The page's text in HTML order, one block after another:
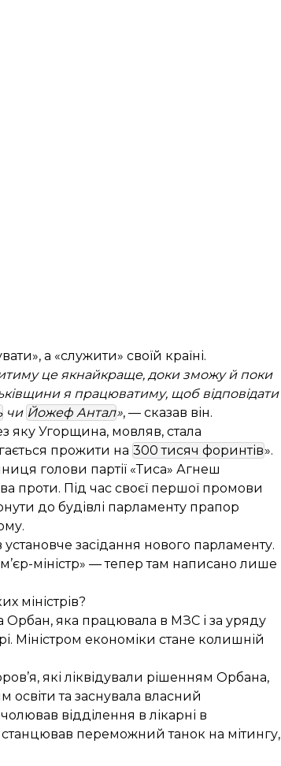
а «служити» своїй країні.
це якнайкраще, доки зможу й поки
я працюватиму, щоб відповідати
чи Йожеф Антал», — сказав він.
яку Угорщина, мовляв, стала
прожити на 300 тисяч форинтів».
голови партії «Тиса» Агнеш
проти. Під час своєї першої промови
до будівлі парламенту прапор
засідання нового парламенту.
міністр» — тепер там написано лише
міністрів?
Орбан, яка працювала в МЗС і за уряду
Міністром економіки стане колишній
які ліквідували рішенням Орбана,
освіти та заснувала власний
відділення в лікарні в
станцював переможний танок на мітингу,